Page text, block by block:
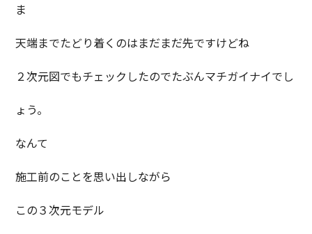
ま
天端までたどり着くのはまだまだ先ですけどね
２次元図でもチェックしたのでたぶんマチガイナイでし
ょう。
なんて
施工前のことを思い出しながら
この３次元モデル